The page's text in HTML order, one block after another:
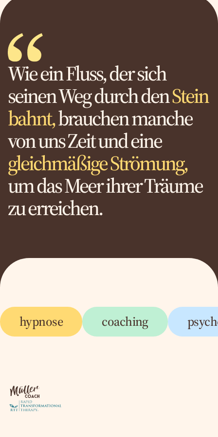
Wie ein Fluss, der sich
seinen Weg durch denStein
bahnt,brauchen manche
von uns Zeit und eine
gleichmäßige Strömung,
um das Meer ihrer Träume
zu erreichen.
hypnose coaching